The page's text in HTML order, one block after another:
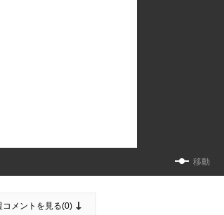
移動
コメントを見る(0)